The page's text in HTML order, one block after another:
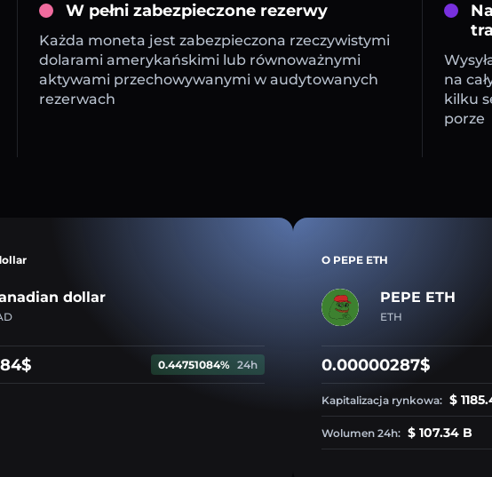
W pełni zabezpieczone rezerwy
Każda moneta jest zabezpieczona rzeczywistymi
dolarami amerykańskimi lub równoważnymi
aktywami przechowywanymi w audytowanych
rezerwach
na
kilku
porze
dollar
0.44751084% 24h
O PEPE ETH
PEPE ETH
ETH
0.00000287$
Kapitalizacja rynkowa: $
Wolumen 24h: $ 107.34 B